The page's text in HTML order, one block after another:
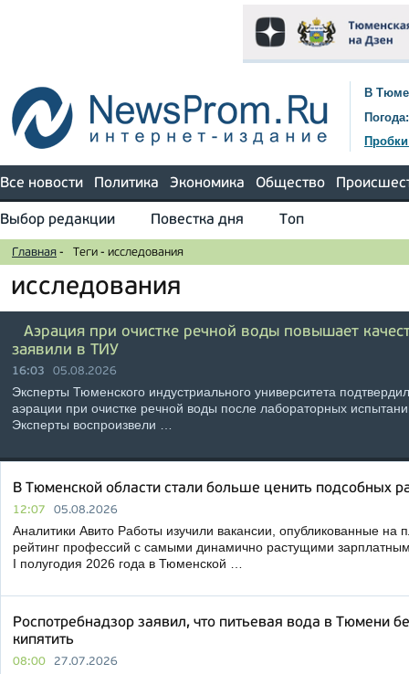
В
Погода:
Все новости Политика Экономика Общество
Выбор редакции Повестка дня Топ
Главная - Теги - исследования
исследования
Аэрация при очистке речной воды повышает
заявили в ТИУ
16:03 05.08.2026
Эксперты Тюменского индустриального университета
аэрации при очистке речной воды после лабораторных
Эксперты воспроизвели …
В Тюменской области стали больше ценить подсобных
12:07 05.08.2026
Аналитики Авито Работы изучили вакансии, опубликованные на
рейтинг профессий с самыми динамично растущими
I полугодия 2026 года в Тюменской …
Роспотребнадзор заявил, что питьевая вода в Тюмени
кипятить
08:00 27.07.2026